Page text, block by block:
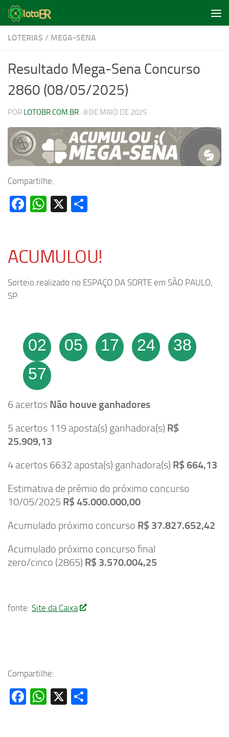
Skip to content
LOTERIAS / MEGA-SENA
Resultado Mega-Sena Concurso
2860 (08/05/2025)
POR LOTOBR.COM.BR · 8 DE MAIO DE 2025
Compartilhe:
Facebook
WhatsApp
X
ACUMULOU!
Sorteio realizado no ESPAÇO DA SORTE em SÃO PAULO,
SP
02 05 17 24
38
57
6 acertos Não houve ganhadores
5 acertos 119 aposta(s) ganhadora(s) R$
25.909,13
4 acertos 6632 aposta(s) ganhadora(s) R$ 664,13
Estimativa de prêmio do próximo concurso
10/05/2025 R$ 45.000.000,00
Acumulado próximo concurso R$ 37.827.652,42
Acumulado próximo concurso final
zero/cinco (2865) R$ 3.570.004,25
fonte: Site da Caixa
Compartilhe:
Facebook
WhatsApp
X